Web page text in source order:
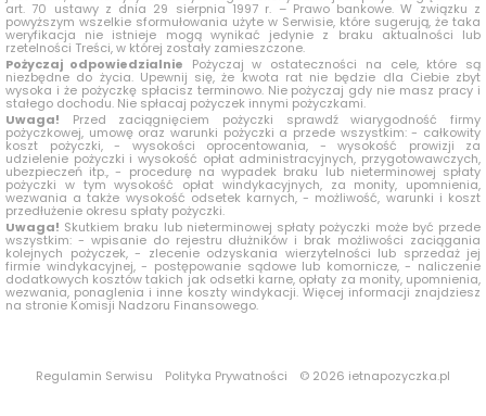
art. 70 ustawy z dnia 29 sierpnia 1997 r. – Prawo bankowe. W związku z
powyższym wszelkie sformułowania użyte w Serwisie, które sugerują, że taka
weryfikacja nie istnieje mogą wynikać jedynie z braku aktualności lub
rzetelności Treści, w której zostały zamieszczone.
Pożyczaj odpowiedzialnie Pożyczaj w ostateczności na cele, które są
niezbędne do życia. Upewnij się, że kwota rat nie będzie dla Ciebie zbyt
wysoka i że pożyczkę spłacisz terminowo. Nie pożyczaj gdy nie masz pracy i
stałego dochodu. Nie spłacaj pożyczek innymi pożyczkami.
Uwaga! Przed zaciągnięciem pożyczki sprawdź wiarygodność firmy
pożyczkowej, umowę oraz warunki pożyczki a przede wszystkim: - całkowity
koszt pożyczki, - wysokości oprocentowania, - wysokość prowizji za
udzielenie pożyczki i wysokość opłat administracyjnych, przygotowawczych,
ubezpieczeń itp., - procedurę na wypadek braku lub nieterminowej spłaty
pożyczki w tym wysokość opłat windykacyjnych, za monity, upomnienia,
wezwania a także wysokość odsetek karnych, - możliwość, warunki i koszt
przedłużenie okresu spłaty pożyczki.
Uwaga! Skutkiem braku lub nieterminowej spłaty pożyczki może być przede
wszystkim: - wpisanie do rejestru dłużników i brak możliwości zaciągania
kolejnych pożyczek, - zlecenie odzyskania wierzytelności lub sprzedaż jej
firmie windykacyjnej, - postępowanie sądowe lub komornicze, - naliczenie
dodatkowych kosztów takich jak odsetki karne, opłaty za monity, upomnienia,
wezwania, ponaglenia i inne koszty windykacji. Więcej informacji znajdziesz
na stronie Komisji Nadzoru Finansowego.
Regulamin Serwisu Polityka Prywatności © 2026 ietnapozyczka.pl